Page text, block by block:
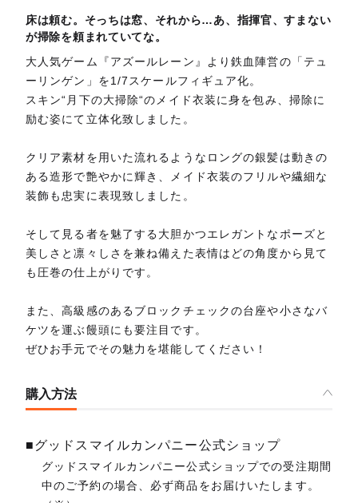
床は頼む。そっちは窓、それから…あ、指揮官、すまない
が掃除を頼まれていてな。
大人気ゲーム『アズールレーン』より鉄血陣営の「テュ
ーリンゲン」を1/7スケールフィギュア化。
スキン“月下の大掃除“のメイド衣装に身を包み、掃除に
励む姿にて立体化致しました。
クリア素材を用いた流れるようなロングの銀髪は動きの
ある造形で艶やかに輝き、メイド衣装のフリルや繊細な
装飾も忠実に表現致しました。
そして見る者を魅了する大胆かつエレガントなポーズと
美しさと凛々しさを兼ね備えた表情はどの角度から見て
も圧巻の仕上がりです。
また、高級感のあるブロックチェックの台座や小さなバ
ケツを運ぶ饅頭にも要注目です。
ぜひお手元でその魅力を堪能してください！
購入方法
■グッドスマイルカンパニー公式ショップ
グッドスマイルカンパニー公式ショップでの受注期間
中のご予約の場合、必ず商品をお届けいたします。